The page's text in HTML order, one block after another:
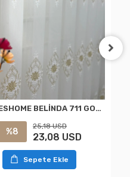
NİVEMESHOME BELİNDA 711 GOLD 1/2,5 PİLELİ TÜL PERDE APM
%8
25,18 USD
23,08 USD
Sepete Ekle